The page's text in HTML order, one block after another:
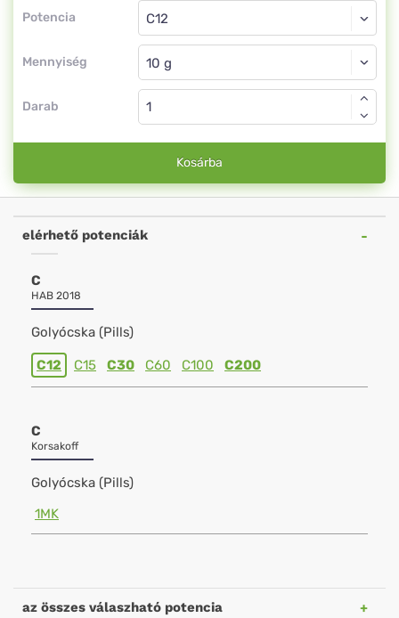
Potencia
Golyócska
C12
Mennyiség
Golyócska
Darab
Kosárba
elérhető potenciák
C
HAB 2018
Golyócska (Pills)
C12 C15 C30 C60 C100 C200
C
Korsakoff
Golyócska (Pills)
1MK
az összes válaszható potencia